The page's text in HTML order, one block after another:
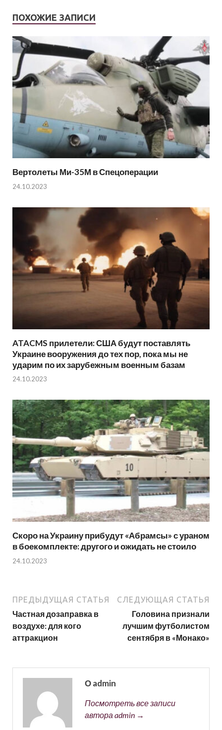
ПОХОЖИЕ ЗАПИСИ
Вертолеты Ми-35М в Спецоперации
24.10.2023
ATACMS прилетели: США будут поставлять
Украине вооружения до тех пор, пока мы не
ударим по их зарубежным военным базам
24.10.2023
Скоро на Украину прибудут «Абрамсы» с ураном
в боекомплекте: другого и ожидать не стоило
24.10.2023
ПРЕДЫДУЩАЯ СТАТЬЯ
Частная дозаправка в
воздухе: для кого
аттракцион
СЛЕДУЮЩАЯ СТАТЬЯ
Головина признали
лучшим футболистом
сентября в «Монако»
О admin
Посмотреть все записи
автора admin →